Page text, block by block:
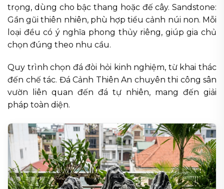
trọng, dùng cho bậc thang hoặc đế cây. Sandstone:
Gần gũi thiên nhiên, phù hợp tiểu cảnh núi non. Mỗi
loại đều có ý nghĩa phong thủy riêng, giúp gia chủ
chọn đúng theo nhu cầu.
Quy trình chọn đá đòi hỏi kinh nghiệm, từ khai thác
đến chế tác. Đá Cảnh Thiên An chuyên thi công sân
vườn liên quan đến đá tự nhiên, mang đến giải
pháp toàn diện.